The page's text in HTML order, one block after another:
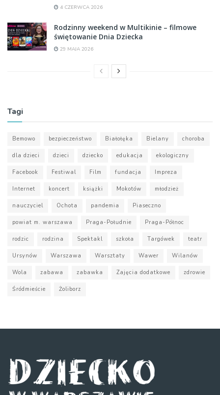
4 CZERWCA 2026
Rodzinny weekend w Multikinie – filmowe
świętowanie Dnia Dziecka
29 MAJA 2026
Tagi
Bemowo bezpieczeństwo Białołęka Bielany choroba
dla dzieci dzieci dziecko edukacja ekologiczny
Facebook Festiwal Film fundacja Impreza
Internet koncert książki Mokotów młodzież
nauczyciel Ochota pandemia Piaseczno
powiat m. warszawa Praga-Południe Praga-Północ
rodzic rodzina Spektakl szkoła Targówek teatr
Ursynów Warszawa Warsztaty Wawer Wilanów
Wola zabawa zabawka Zajęcia dodatkowe zdrowie
Śródmieście Żoliborz